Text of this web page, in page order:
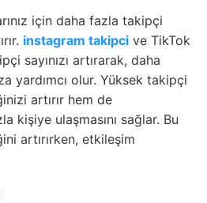
için daha fazla takipçi
instagram takipci ve TikTok
sayınızı artırarak, daha
yardımcı olur. Yüksek takipçi
artırır hem de
kişiye ulaşmasını sağlar. Bu
artırırken, etkileşim